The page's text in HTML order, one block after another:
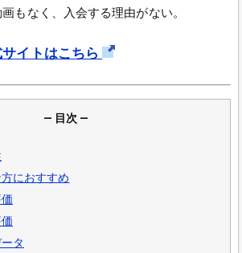
もなく、入会する理由がない。
イトはこちら
― 目次 ―
におすすめ
タ